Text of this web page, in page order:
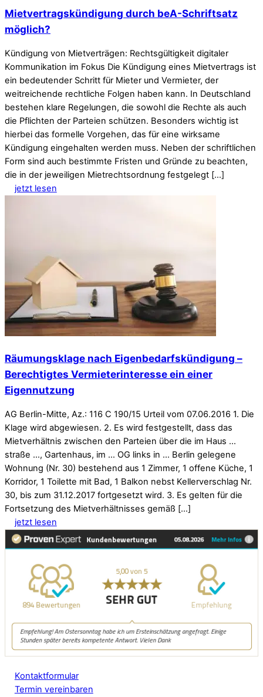
Mietvertragskündigung durch beA-Schriftsatz
möglich?
Kündigung von Mietverträgen: Rechtsgültigkeit digitaler
Kommunikation im Fokus Die Kündigung eines Mietvertrags ist
ein bedeutender Schritt für Mieter und Vermieter, der
weitreichende rechtliche Folgen haben kann. In Deutschland
bestehen klare Regelungen, die sowohl die Rechte als auch
die Pflichten der Parteien schützen. Besonders wichtig ist
hierbei das formelle Vorgehen, das für eine wirksame
Kündigung eingehalten werden muss. Neben der schriftlichen
Form sind auch bestimmte Fristen und Gründe zu beachten,
die in der jeweiligen Mietrechtsordnung festgelegt […]
jetzt lesen
Räumungsklage nach Eigenbedarfskündigung –
Berechtigtes Vermieterinteresse ein einer
Eigennutzung
AG Berlin-Mitte, Az.: 116 C 190/15 Urteil vom 07.06.2016 1. Die
Klage wird abgewiesen. 2. Es wird festgestellt, dass das
Mietverhältnis zwischen den Parteien über die im Haus …
straße …, Gartenhaus, im … OG links in … Berlin gelegene
Wohnung (Nr. 30) bestehend aus 1 Zimmer, 1 offene Küche, 1
Korridor, 1 Toilette mit Bad, 1 Balkon nebst Kellerverschlag Nr.
30, bis zum 31.12.2017 fortgesetzt wird. 3. Es gelten für die
Fortsetzung des Mietverhältnisses gemäß […]
jetzt lesen
Kontaktformular
Termin vereinbaren